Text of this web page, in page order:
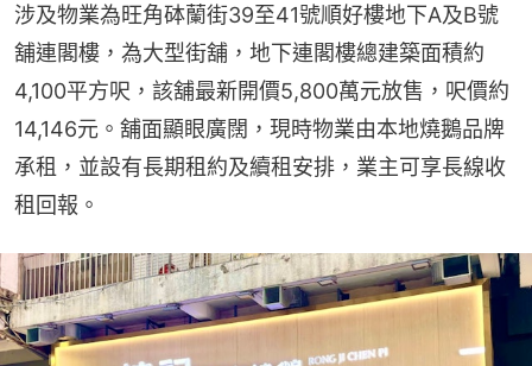
涉及物業為旺角砵蘭街39至41號順好樓地下A及B號
舖連閣樓，為大型街舖，地下連閣樓總建築面積約
4,100平方呎，該舖最新開價5,800萬元放售，呎價約
14,146元。舖面顯眼廣闊，現時物業由本地燒鵝品牌
承租，並設有長期租約及續租安排，業主可享長線收
租回報。